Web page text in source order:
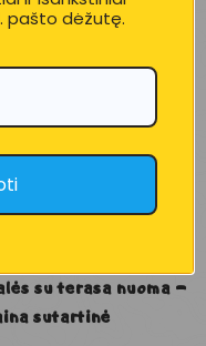
komandos
erdvės – turėsime
mažesnės erdvės – yra
galimybės
nuoma – 60
su terasa nuoma –
sutartinė
pašto dėžutę.